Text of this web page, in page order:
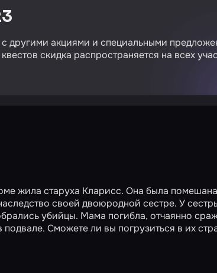
другими акциями и специальными
скидка распространяется на всех
жила старуха Кларисс. Она была
своей двоюродной сестре. У
убийцы. Мама погибла, отчаянно
Сможете ли вы погрузиться в их